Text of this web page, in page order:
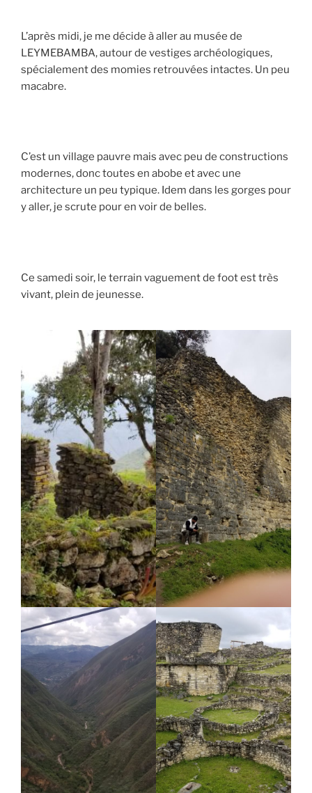
L’après midi, je me décide à aller au musée de
LEYMEBAMBA, autour de vestiges archéologiques,
spécialement des momies retrouvées intactes. Un peu
macabre.
C’est un village pauvre mais avec peu de constructions
modernes, donc toutes en abobe et avec une
architecture un peu typique. Idem dans les gorges pour
y aller, je scrute pour en voir de belles.
Ce samedi soir, le terrain vaguement de foot est très
vivant, plein de jeunesse.